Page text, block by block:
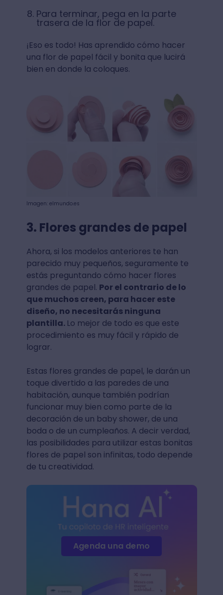
Para terminar, pega en la parte
trasera de la flor de papel.
¡Eso es todo! Has aprendido cómo hacer
una flor de papel fácil y bonita que lucirá
bien en donde la coloques.
Imagen: elmundo.es
3. Flores grandes de papel
Ahora, si los modelos anteriores te han
parecido muy pequeños, seguramente te
estás preguntando cómo hacer flores
grandes de papel. Por el contrario de lo
que muchos creen, para hacer este
diseño, no necesitarás ninguna
plantilla. Lo mejor de todo es que este
procedimiento es muy fácil y rápido de
lograr.
Estas flores grandes de papel, le darán un
toque divertido a las paredes de una
habitación, aunque también podrían
funcionar muy bien como parte de la
decoración de un baby shower, de una
boda o de un cumpleaños. A decir verdad,
las posibilidades para utilizar estas bonitas
flores de papel son infinitas, todo depende
de tu creatividad.
Agenda una demo